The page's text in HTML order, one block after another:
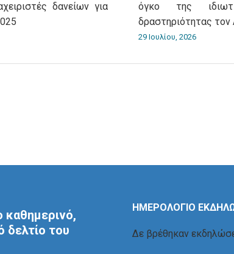
δανείων για
όγκο της
δραστηριότητας τον
29 Ιουλίου, 2026
δελτίο του
ΗΜΕΡΟΛΟΓΙΟ
Δε βρέθηκαν